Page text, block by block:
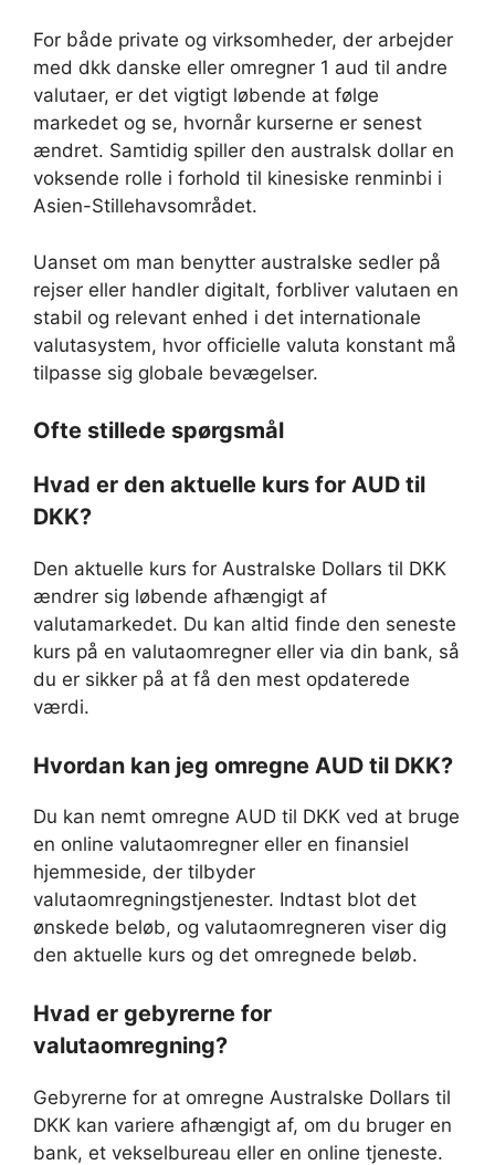
For både private og virksomheder, der arbejder
med dkk danske eller omregner 1 aud til andre
valutaer, er det vigtigt løbende at følge
markedet og se, hvornår kurserne er senest
ændret. Samtidig spiller den australsk dollar en
voksende rolle i forhold til kinesiske renminbi i
Asien-Stillehavsområdet.
Uanset om man benytter australske sedler på
rejser eller handler digitalt, forbliver valutaen en
stabil og relevant enhed i det internationale
valutasystem, hvor officielle valuta konstant må
tilpasse sig globale bevægelser.
Ofte stillede spørgsmål
Hvad er den aktuelle kurs for AUD til
DKK?
Den aktuelle kurs for Australske Dollars til DKK
ændrer sig løbende afhængigt af
valutamarkedet. Du kan altid finde den seneste
kurs på en valutaomregner eller via din bank, så
du er sikker på at få den mest opdaterede
værdi.
Hvordan kan jeg omregne AUD til DKK?
Du kan nemt omregne AUD til DKK ved at bruge
en online valutaomregner eller en finansiel
hjemmeside, der tilbyder
valutaomregningstjenester. Indtast blot det
ønskede beløb, og valutaomregneren viser dig
den aktuelle kurs og det omregnede beløb.
Hvad er gebyrerne for
valutaomregning?
Gebyrerne for at omregne Australske Dollars til
DKK kan variere afhængigt af, om du bruger en
bank, et vekselbureau eller en online tjeneste.